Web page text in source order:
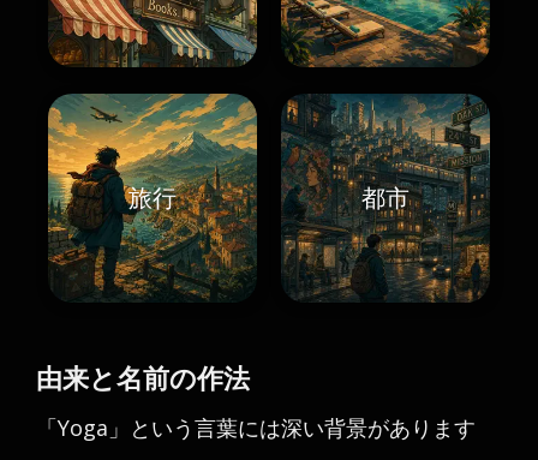
旅行 都市
由来と名前の作法
「Yoga」という言葉には深い背景があります